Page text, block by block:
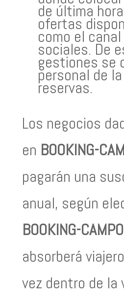
de última
ofertas
como el
sociales. De
gestiones se
personal de
reservas.
Los negocios
en BOOKING-
pagarán una
anual, según
BOOKING-
absorberá
vez dentro de la